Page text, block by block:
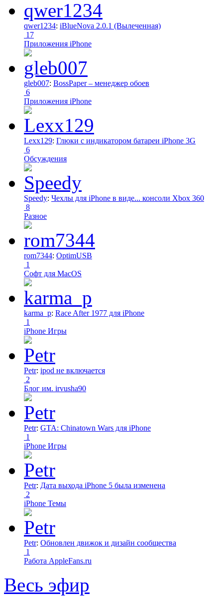
qwer1234: iBlueNova 2.0.1 (Вылеченная)
17
Приложения iPhone
gleb007: BossPaper – менеджер обоев
6
Приложения iPhone
Lexx129: Глюки с индикатором батареи iPhone 3G
6
Обсуждения
Speedy: Чехлы для iPhone в виде... консоли Xbox 360
8
Разное
rom7344: OptimUSB
1
Софт для MacOS
karma_p: Race After 1977 для iPhone
1
iPhone Игры
Petr: ipod не включается
2
Блог им. irvusha90
Petr: GTA: Chinatown Wars для iPhone
1
iPhone Игры
Petr: Дата выхода iPhone 5 была изменена
2
iPhone Темы
Petr: Обновлен движок и дизайн сообщества
1
Работа AppleFans.ru
Весь эфир